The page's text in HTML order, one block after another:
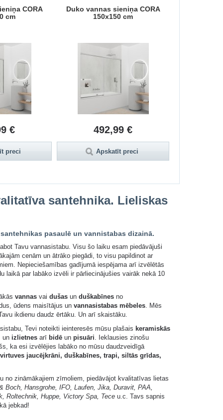
CORA
cm
€
preci
Duko vannas sieniņa CORA
150x150 cm
492,99 €
Apskatīt preci
santehnika. Lieliskas
pasaulē un vannistabas dizainā.
Tavu vannasistabu. Visu šo laiku esam piedāvājuši
cenām un ātrāko piegādi, to visu papildinot ar
Nepieciešamības gadījumā iespējama arī izvēlētās
laikā par labāko izvēli ir pārliecinājušies vairāk nekā 10
vannasvai dušasun duškabīnesno
ūdens maisītājus un vannasistabas mēbeles. Mēs
ikdienu daudz ērtāku. Un arī skaistāku.
Tevi noteikti ieinteresēs mūsu plašais keramiskās
un izlietnesarī bidēun pisuāri. Ieklausies zinošu
ka esi izvēlējies labāko no mūsu daudzveidīgā
jaucējkrāni, duškabīnes, trapi, siltās grīdas,
no zināmākajiem zīmoliem, piedāvājot kvalitatīvas lietas
Boch, Hansgrohe, IFO, Laufen, Jika, Duravit, PAA,
Roltechnik, Huppe, Victory Spa, Teceu.c. Tavs sapnis
jebkad!